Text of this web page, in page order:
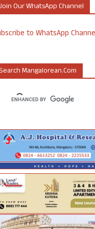
Our WhatsApp Channel
to WhatsApp
Mangalorean.com